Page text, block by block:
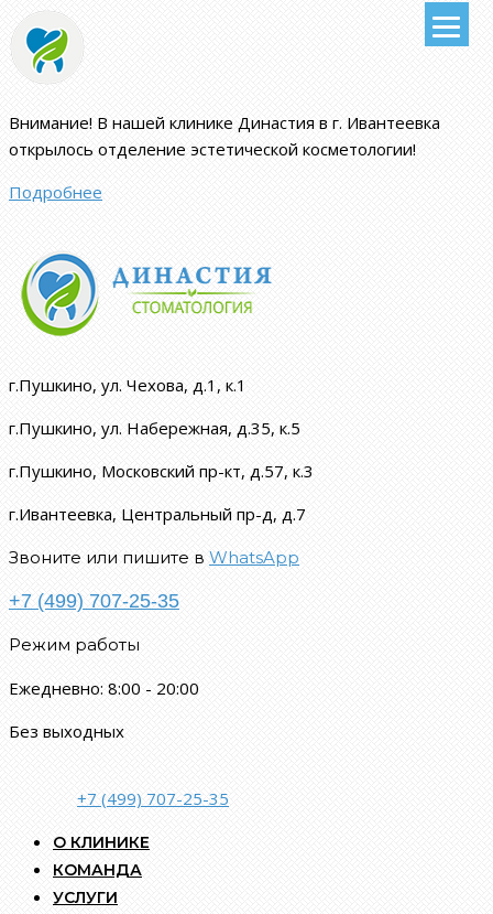
Внимание! В нашей клинике Династия в г. Ивантеевка
открылось отделение эстетической косметологии!
Подробнее
г.Пушкино, ул. Чехова, д.1, к.1
г.Пушкино, ул. Набережная, д.35, к.5
г.Пушкино, Московский пр-кт, д.57, к.3
г.Ивантеевка, Центральный пр-д, д.7
Звоните или пишите в WhatsApp
+7 (499) 707-25-35
Режим работы
Ежедневно: 8:00 - 20:00
Без выходных
+7 (499) 707-25-35
О КЛИНИКЕ
КОМАНДА
УСЛУГИ